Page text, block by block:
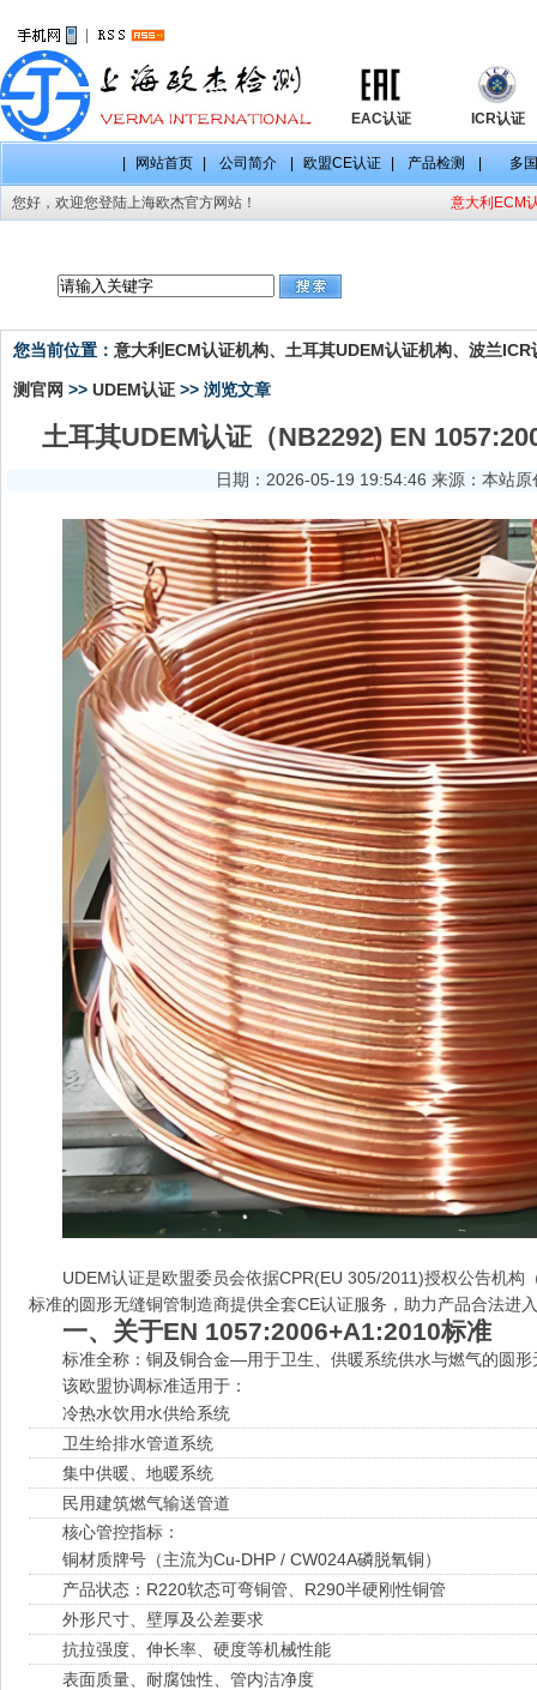
EAC认证 ICR认证
网站首页 公司简介 欧盟CE认证 产品检测 多
您好，欢迎您登陆上海欧杰官方网站！ 意大利ECM
您当前位置： 意大利ECM认证机构、土耳其UDEM认证机构、波兰
测官网 >> UDEM认证 >> 浏览文章
土耳其UDEM认证（NB2292) EN
日期：2026-05-19 19:54:46 来源：本站
UDEM认证是欧盟委员会依据CPR(EU 305/2011)授权公告机
标准的圆形无缝铜管制造商提供全套CE认证服务，助力产品合法进
一、关于EN 1057:2006+A1:2010标准
标准全称：铜及铜合金—用于卫生、供暖系统供水与燃气的圆形
该欧盟协调标准适用于：
冷热水饮用水供给系统
卫生给排水管道系统
集中供暖、地暖系统
民用建筑燃气输送管道
核心管控指标：
铜材质牌号（主流为Cu‑DHP / CW024A磷脱氧铜）
产品状态：R220软态可弯铜管、R290半硬刚性铜管
外形尺寸、壁厚及公差要求
抗拉强度、伸长率、硬度等机械性能
表面质量、耐腐蚀性、管内洁净度